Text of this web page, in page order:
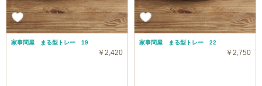
家事問屋 まる型トレー 19
￥2,420
家事問屋 まる型トレー 22
￥2,750